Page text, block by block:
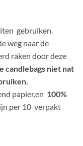
gebruiken.
weg naar de
raken door deze
candlebags niet nat
papier,en 100%
per 10 verpakt